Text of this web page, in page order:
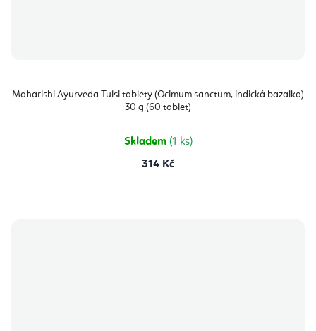
Maharishi Ayurveda Tulsi tablety (Ocimum sanctum, indická bazalka)
30 g (60 tablet)
Skladem (1 ks)
314 Kč